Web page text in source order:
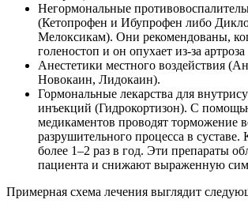
Негормональные
(Кетопрофен и Ибупрофен либо
Мелоксикам). Они рекомендованы,
голеностоп и он опухает из-за
Анестетики местного воздействия
Новокаин, Лидокаин).
Гормональные лекарства для
инъекций (Гидрокортизон). С
медикаментов проводят торможение
разрушительного процесса в суставе.
более 1–2 раз в год. Эти препараты
пациента и снижают выраженную
Примерная схема лечения выглядит